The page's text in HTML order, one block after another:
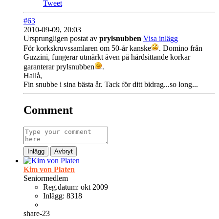
Tweet
#63
2010-09-09, 20:03
Ursprungligen postat av prylsnubben Visa inlägg
För korkskruvssamlaren om 50-år kanske
. Domino från
Guzzini, fungerar utmärkt även på hårdsittande korkar
garanterar prylsnubben
.
Hallå,
Fin snubbe i sina bästa år. Tack för ditt bidrag...so long...
Comment
Inlägg Avbryt
Kim von Platen
Seniormedlem
Reg.datum: okt 2009
Inlägg: 8318
share-23